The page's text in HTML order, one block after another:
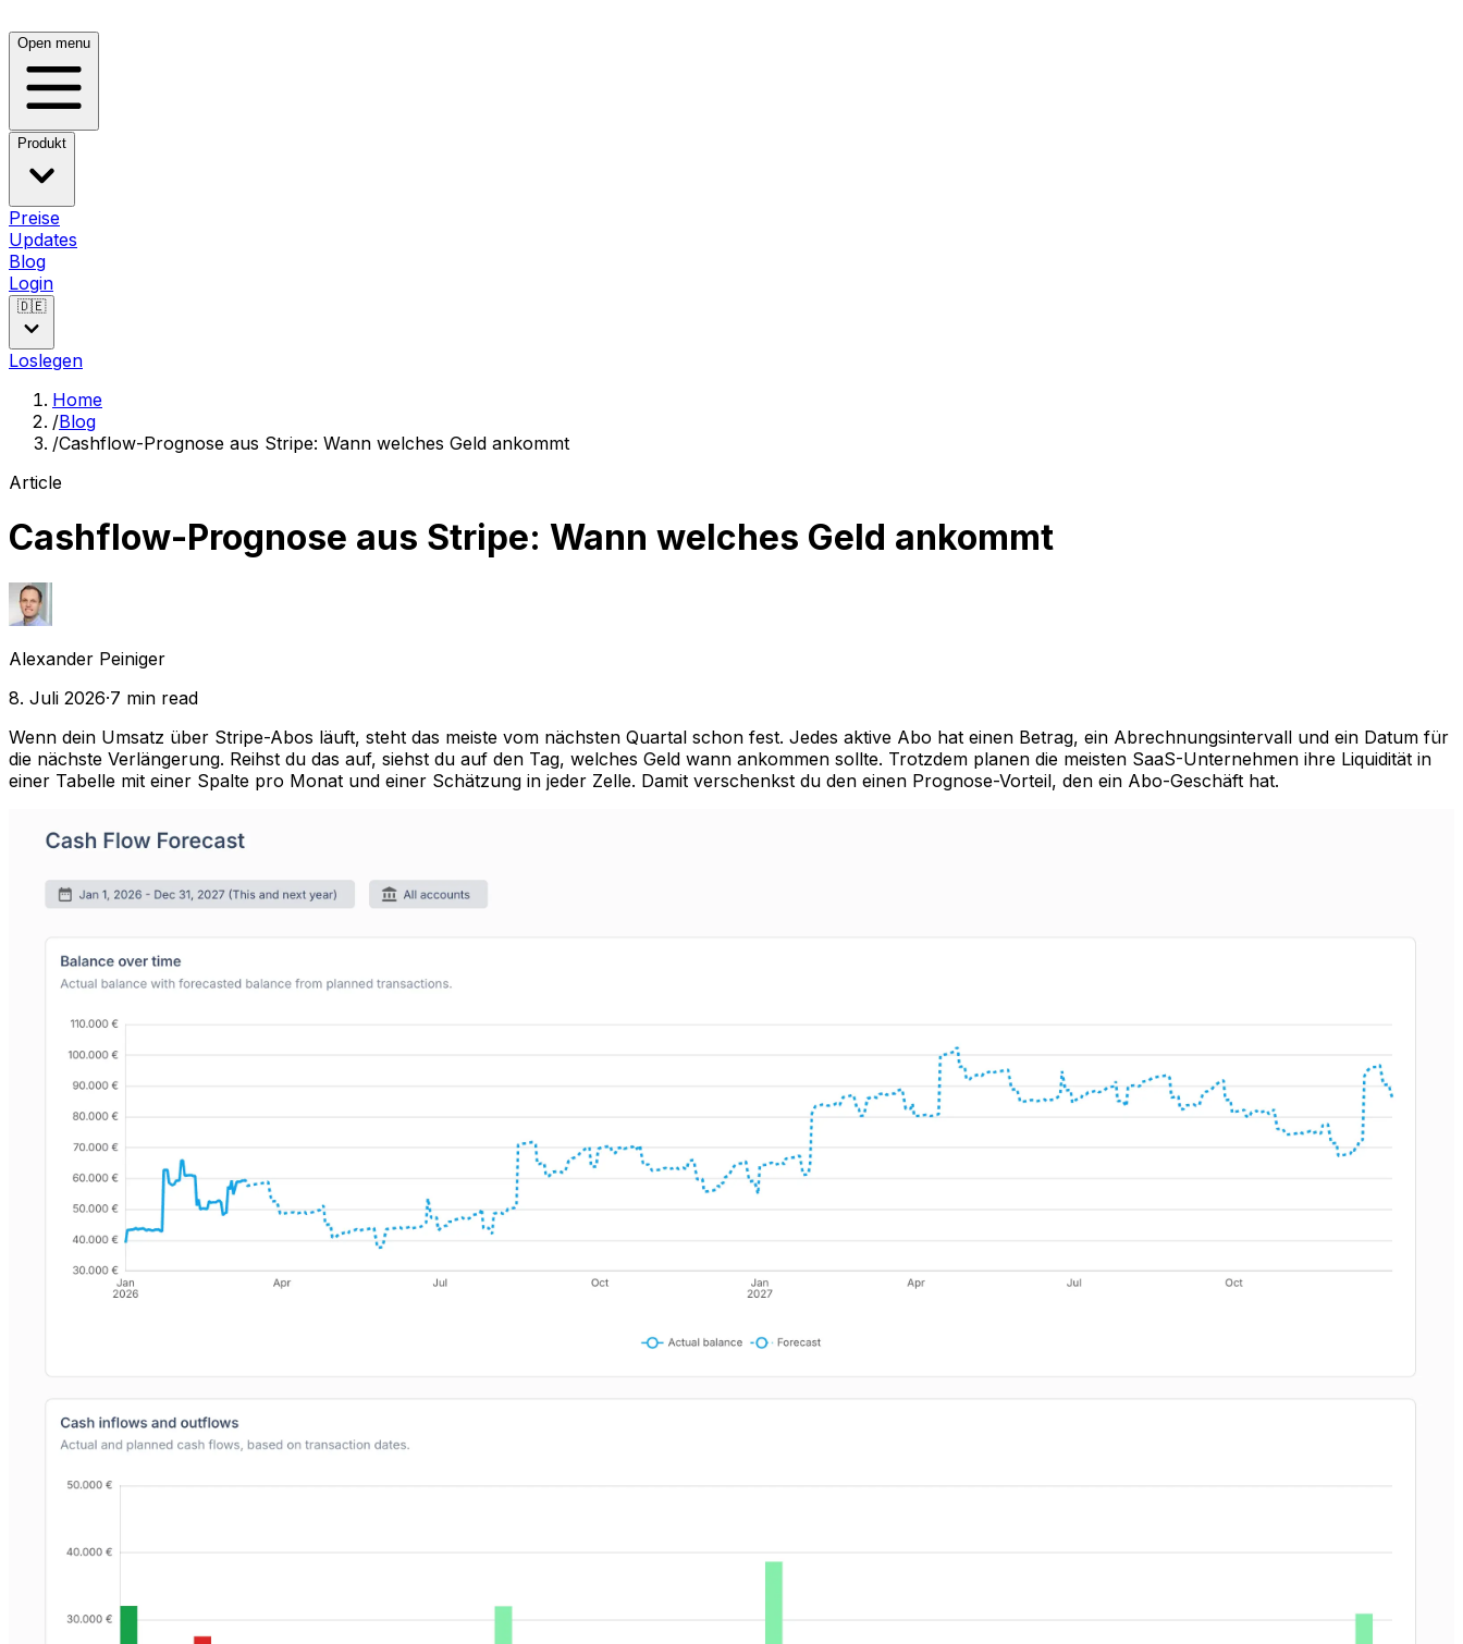
Open menu
Produkt
Preise
Updates
Blog
Login
🇩🇪
Loslegen
Home
/Blog
/Cashflow-Prognose aus Stripe: Wann welches Geld ankommt
Article
Cashflow-Prognose aus Stripe: Wann welches Geld ankommt
Alexander Peiniger
8. Juli 2026·7 min read
Wenn dein Umsatz über Stripe-Abos läuft, steht das meiste vom nächsten Quartal schon fest. Jedes aktive Abo hat einen Betrag, ein Abrechnungsintervall und ein Datum für
die nächste Verlängerung. Reihst du das auf, siehst du auf den Tag, welches Geld wann ankommen sollte. Trotzdem planen die meisten SaaS-Unternehmen ihre Liquidität in
einer Tabelle mit einer Spalte pro Monat und einer Schätzung in jeder Zelle. Damit verschenkst du den einen Prognose-Vorteil, den ein Abo-Geschäft hat.